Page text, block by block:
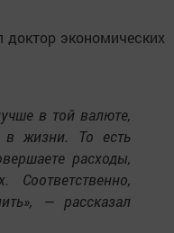
экономических
в той валюте,
в жизни. То есть
расходы,
Соответственно,
— рассказал